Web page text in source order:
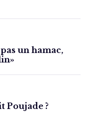
pas un hamac,
Poujade ?